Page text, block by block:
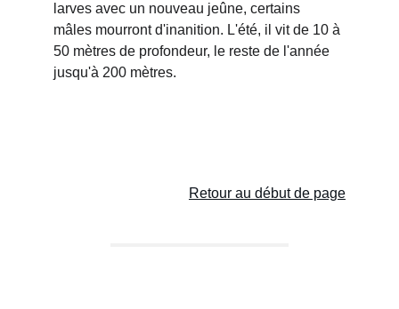
larves avec un nouveau jeûne, certains
mâles mourront d'inanition. L'été, il vit de 10 à
50 mètres de profondeur, le reste de l'année
jusqu'à 200 mètres.
Retour au début de page